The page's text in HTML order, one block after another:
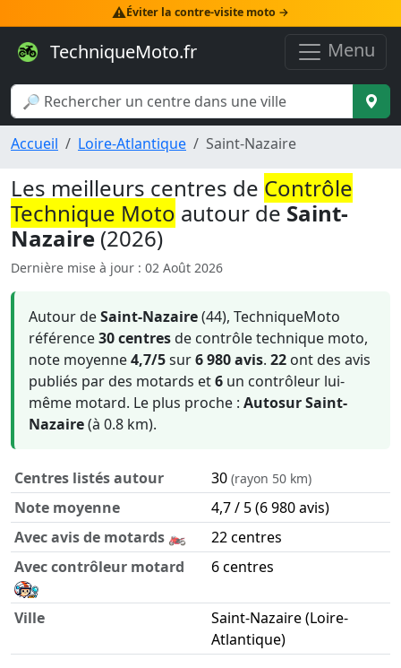
⚠️Éviter la contre-visite moto →
TechniqueMoto.fr Menu
Accueil Loire-Atlantique Saint-Nazaire
Les meilleurs centres de Contrôle
Technique Moto autour deSaint-
Nazaire(2026)
Dernière mise à jour : 02 Août 2026
Autour deSaint-Nazaire(44), TechniqueMoto
référence30 centresde contrôle technique moto,
note moyenne4,7/5sur6 980 avis. 22 ont des avis
publiés par des motards et6 un contrôleur lui-
même motard. Le plus proche : Autosur Saint-
Nazaire(à 0.8 km).
Centres listés autour 30 (rayon 50 km)
Note moyenne
4,7 / 5 (6 980 avis)
Avec avis de motards 🏍️
22 centres
Avec contrôleur motard
6 centres
Ville
Saint-Nazaire (Loire-
Atlantique)